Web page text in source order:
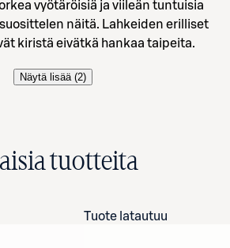
vyötäröisiä ja viileän tuntuisia
näitä. Lahkeiden erilliset
kiristä eivätkä hankaa taipeita.
Näytä lisää (2)
tuotteita
Tuote latautuu